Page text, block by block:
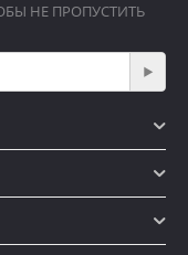
НЕ ПРОПУСТИТЬ